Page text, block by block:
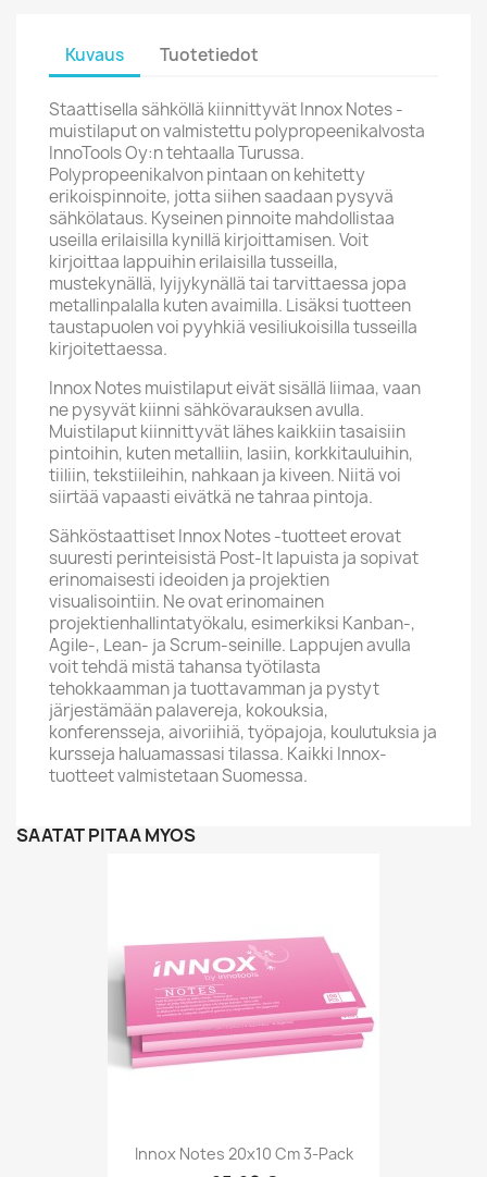
Kuvaus Tuotetiedot
Staattisella sähköllä kiinnittyvät Innox Notes -
muistilaput on valmistettu polypropeenikalvosta
InnoTools Oy:n tehtaalla Turussa.
Polypropeenikalvon pintaan on kehitetty
erikoispinnoite, jotta siihen saadaan pysyvä
sähkölataus. Kyseinen pinnoite mahdollistaa
useilla erilaisilla kynillä kirjoittamisen. Voit
kirjoittaa lappuihin erilaisilla tusseilla,
mustekynällä, lyijykynällä tai tarvittaessa jopa
metallinpalalla kuten avaimilla. Lisäksi tuotteen
taustapuolen voi pyyhkiä vesiliukoisilla tusseilla
kirjoitettaessa.
Innox Notes muistilaput eivät sisällä liimaa, vaan
ne pysyvät kiinni sähkövarauksen avulla.
Muistilaput kiinnittyvät lähes kaikkiin tasaisiin
pintoihin, kuten metalliin, lasiin, korkkitauluihin,
tiiliin, tekstiileihin, nahkaan ja kiveen. Niitä voi
siirtää vapaasti eivätkä ne tahraa pintoja.
Sähköstaattiset Innox Notes -tuotteet erovat
suuresti perinteisistä Post-It lapuista ja sopivat
erinomaisesti ideoiden ja projektien
visualisointiin. Ne ovat erinomainen
projektienhallintatyökalu, esimerkiksi Kanban-,
Agile-, Lean- ja Scrum-seinille. Lappujen avulla
voit tehdä mistä tahansa työtilasta
tehokkaamman ja tuottavamman ja pystyt
järjestämään palavereja, kokouksia,
konferensseja, aivoriihiä, työpajoja, koulutuksia ja
kursseja haluamassasi tilassa. Kaikki Innox-
tuotteet valmistetaan Suomessa.
SAATAT PITÄÄ MYÖS
Innox Notes 20x10 Cm 3-Pack